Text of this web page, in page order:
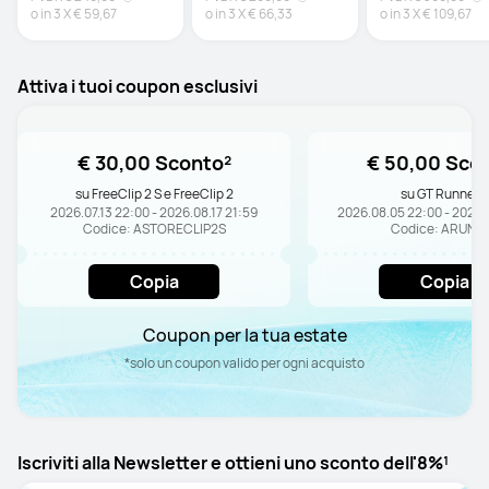
o in3X€ 59,67
o in3X€ 66,33
o in3X€ 109,67
Attiva i tuoi coupon esclusivi
€ 30,00 Sconto²
su FreeClip 2 S e FreeClip 2
2026.07.13 22:00 - 2026.08.17 21:59
Codice: ASTORECLIP2S
Copia
€ 50,00
su GT Runner 2
2026.08.05 22:00 -
Codice:
Copia
Coupon per la tua estate
*solo un coupon valido per ogni acquisto
Iscriviti alla Newsletter e ottieni uno sconto dell'8%¹